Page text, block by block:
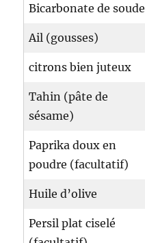
Bicarbonate de soude
Ail (gousses)
citrons bien juteux
Tahin (pâte de
sésame)
Paprika doux en
poudre (facultatif)
Huile d’olive
Persil plat ciselé